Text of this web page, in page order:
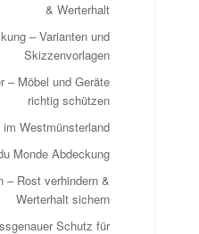
& Werterhalt
– Varianten und
Skizzenvorlagen
– Möbel und Geräte
richtig schützen
Westmünsterland
Monde Abdeckung
– Rost verhindern &
Werterhalt sichern
Schutz für